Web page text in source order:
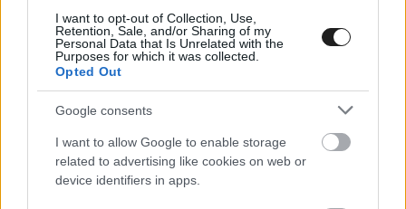
I want to opt-out of Collection, Use,
Retention, Sale, and/or Sharing of my
Personal Data that Is Unrelated with the
Purposes for which it was collected.
Opted Out
Google consents
I want to allow Google to enable storage
related to advertising like cookies on web or
device identifiers in apps.